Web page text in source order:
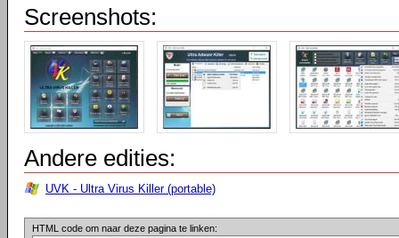
Screenshots:
Andere edities:
UVK - Ultra Virus Killer (portable)
HTML code om naar deze pagina te linken: